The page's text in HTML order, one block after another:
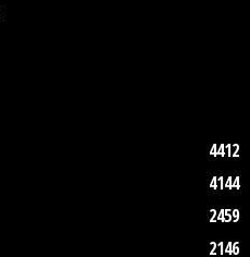
4412
4144
2459
2146